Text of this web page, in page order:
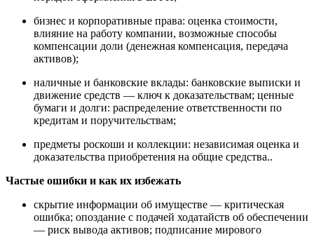
бизнес и корпоративные права: оценка стоимости,
влияние на работу компании, возможные способы
компенсации доли (денежная компенсация, передача
активов);
наличные и банковские вклады: банковские выписки и
движение средств — ключ к доказательствам; ценные
бумаги и долги: распределение ответственности по
кредитам и поручительствам;
предметы роскоши и коллекции: независимая оценка и
доказательства приобретения на общие средства..
Частые ошибки и как их избежать
скрытие информации об имуществе — критическая
ошибка; опоздание с подачей ходатайств об обеспечении
— риск вывода активов; подписание мирового